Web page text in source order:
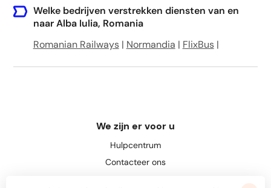
Welke bedrijven verstrekken diensten van en
naar Alba Iulia, Romania
Romanian Railways| Normandia | FlixBus|
We zijn er voor u
Hulpcentrum
Contacteer ons